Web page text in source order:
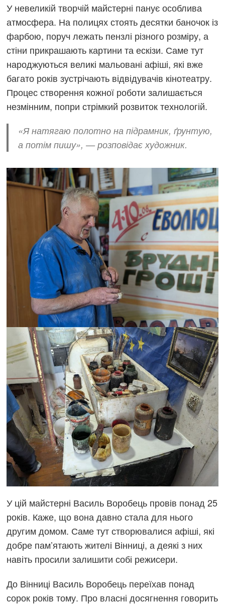
У невеликій творчій майстерні панує особлива
атмосфера. На полицях стоять десятки баночок із
фарбою, поруч лежать пензлі різного розміру, а
стіни прикрашають картини та ескізи. Саме тут
народжуються великі мальовані афіші, які вже
багато років зустрічають відвідувачів кінотеатру.
Процес створення кожної роботи залишається
незмінним, попри стрімкий розвиток технологій.
«Я натягаю полотно на підрамник, ґрунтую,
а потім пишу», — розповідає художник.
У цій майстерні Василь Воробець провів понад 25
років. Каже, що вона давно стала для нього
другим домом. Саме тут створювалися афіші, які
добре пам’ятають жителі Вінниці, а деякі з них
навіть просили залишити собі режисери.
До Вінниці Василь Воробець переїхав понад
сорок років тому. Про власні досягнення говорить